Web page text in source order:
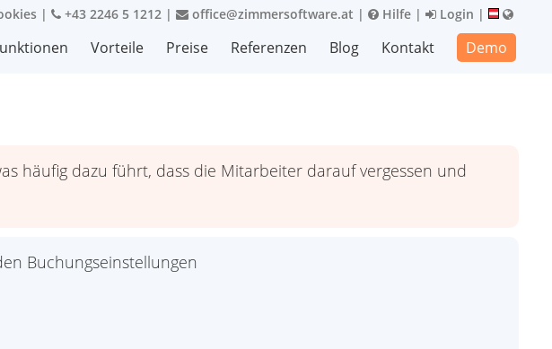
| +43 2246 5 1212 | office@zimmersoftware.at | Hilfe | Login |
Vorteile Preise Referenzen Blog Kontakt Demo
häufig dazu führt, dass die Mitarbeiter darauf vergessen und
Buchungseinstellungen